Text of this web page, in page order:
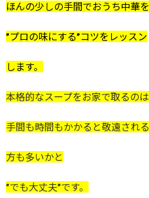
ほんの少しの手間でおうち中華を
”プロの味にする”コツをレッスン
します。
本格的なスープをお家で取るのは
手間も時間もかかると敬遠される
方も多いかと
”でも大丈夫”です。